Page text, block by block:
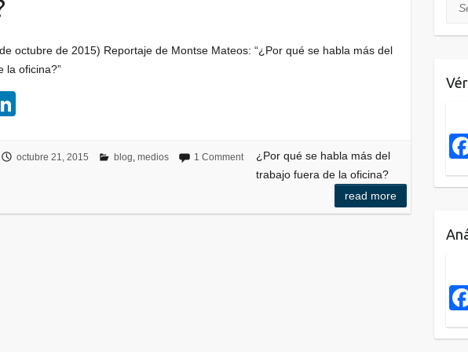
octubre de 2015) Reportaje de Montse Mateos: “¿Por qué se habla más del
la oficina?”
k
octubre 21, 2015 blog, medios 1 Comment
¿Por qué se habla más del
trabajo fuera de la oficina?
read more